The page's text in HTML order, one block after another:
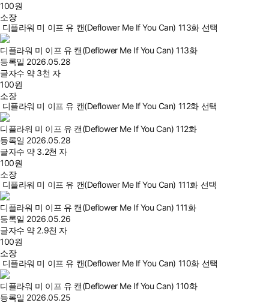
100원
소장
디플라워 미 이프 유 캔(Deflower Me If You Can) 113화 선택
디플라워 미 이프 유 캔(Deflower Me If You Can) 113화
등록일 2026.05.28
글자수 약 3천 자
100원
소장
디플라워 미 이프 유 캔(Deflower Me If You Can) 112화 선택
디플라워 미 이프 유 캔(Deflower Me If You Can) 112화
등록일 2026.05.28
글자수 약 3.2천 자
100원
소장
디플라워 미 이프 유 캔(Deflower Me If You Can) 111화 선택
디플라워 미 이프 유 캔(Deflower Me If You Can) 111화
등록일 2026.05.26
글자수 약 2.9천 자
100원
소장
디플라워 미 이프 유 캔(Deflower Me If You Can) 110화 선택
디플라워 미 이프 유 캔(Deflower Me If You Can) 110화
등록일 2026.05.25